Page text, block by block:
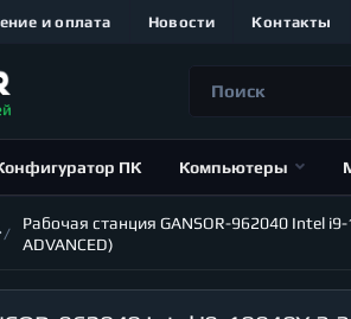
и оплата Новости Контакты
ПК Компьютеры
Рабочая станция GANSOR-962040 Intel
ADVANCED)